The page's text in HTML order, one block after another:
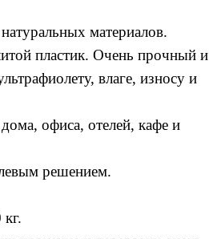
материалов.
пластик. Очень прочный и
влаге, износу и
офиса, отелей, кафе и
решением.